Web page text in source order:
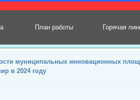
План работы Горячая
муниципальных инновационных
в 2024 году